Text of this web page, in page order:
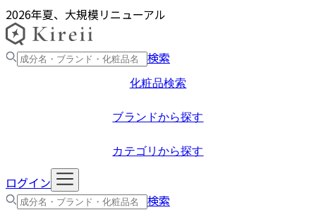
2026年夏、大規模リニューアル
検索
化粧品検索
ブランドから探す
カテゴリから探す
ログイン
検索